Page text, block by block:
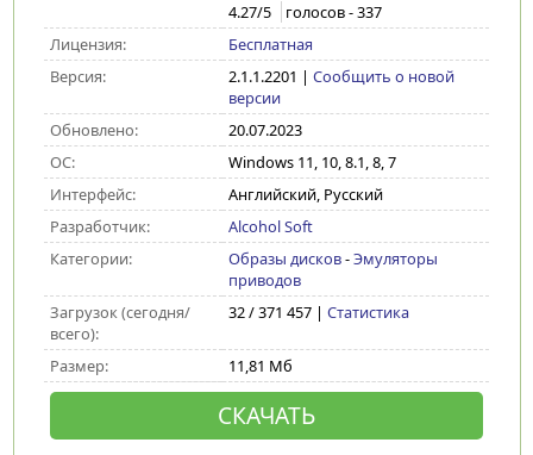
4.27/5 голосов -337
Лицензия:
Бесплатная
Версия:
2.1.1.2201 | Сообщить о новой
версии
Обновлено:
20.07.2023
ОС:
Windows 11, 10, 8.1, 8, 7
Интерфейс:
Английский, Русский
Разработчик:
Alcohol Soft
Категории:
Образы дисков-Эмуляторы
приводов
Загрузок (сегодня/
всего):
32 / 371 457 | Статистика
Размер: 11,81 Мб
СКАЧАТЬ